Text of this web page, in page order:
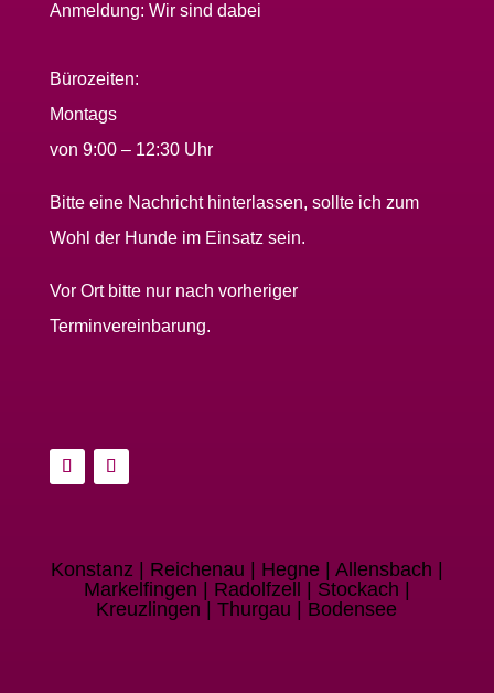
Anmeldung: Wir sind dabei
Bürozeiten:
Montags
von 9:00 – 12:30 Uhr
Bitte eine Nachricht hinterlassen, sollte ich zum
Wohl der Hunde im Einsatz sein.
Vor Ort bitte nur nach vorheriger
Terminvereinbarung.
Konstanz | Reichenau | Hegne | Allensbach |
Markelfingen | Radolfzell | Stockach |
Kreuzlingen | Thurgau | Bodensee